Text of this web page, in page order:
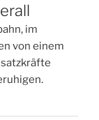
im
von einem